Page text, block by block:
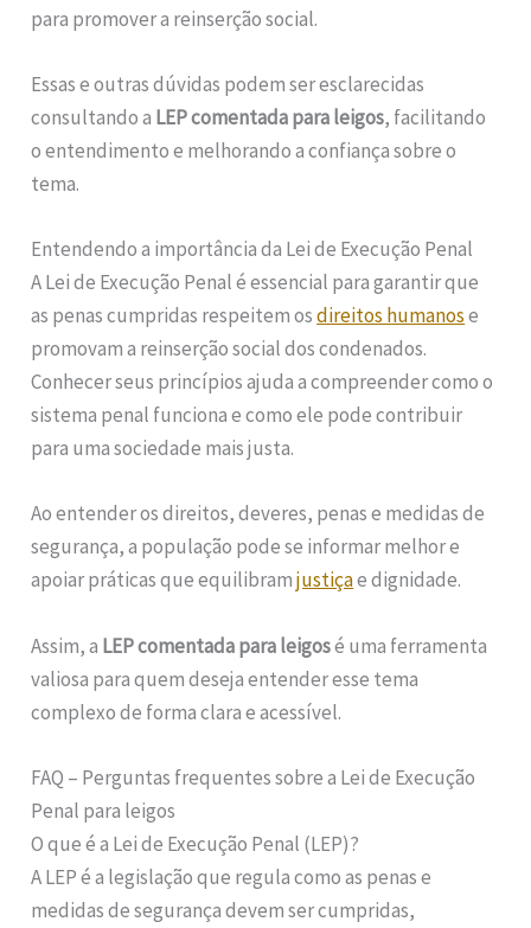
para promover a reinserção social.
Essas e outras dúvidas podem ser esclarecidas
consultando a LEP comentada para leigos, facilitando
o entendimento e melhorando a confiança sobre o
tema.
Entendendo a importância da Lei de Execução Penal
A Lei de Execução Penal é essencial para garantir que
as penas cumpridas respeitem osdireitos humanose
promovam a reinserção social dos condenados.
Conhecer seus princípios ajuda a compreender como o
sistema penal funciona e como ele pode contribuir
para uma sociedade mais justa.
Ao entender os direitos, deveres, penas e medidas de
segurança, a população pode se informar melhor e
apoiar práticas que equilibramjustiçae dignidade.
Assim, a LEP comentada para leigosé uma ferramenta
valiosa para quem deseja entender esse tema
complexo de forma clara e acessível.
FAQ – Perguntas frequentes sobre a Lei de Execução
Penal para leigos
O que é a Lei de Execução Penal (LEP)?
A LEP é a legislação que regula como as penas e
medidas de segurança devem ser cumpridas,